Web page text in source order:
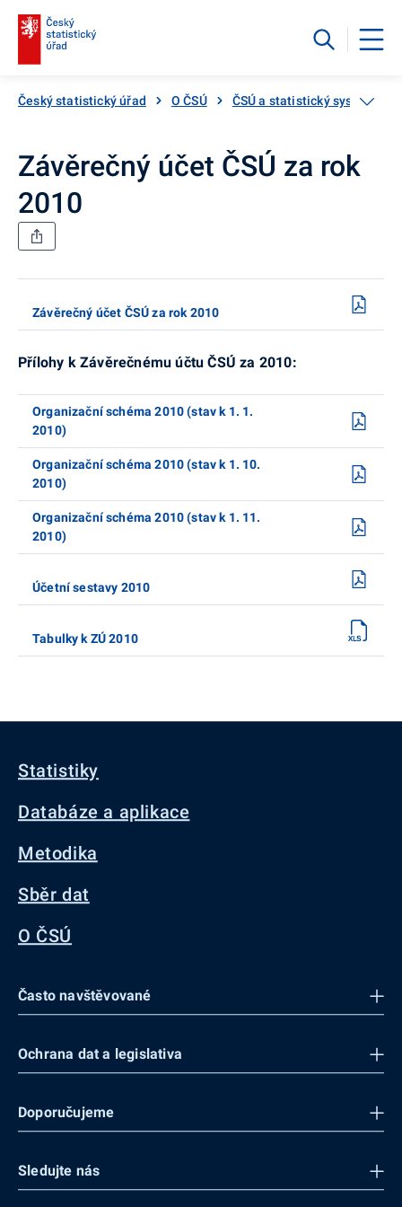
Český statistický úřad O ČSÚ ČSÚ a statistický systém
Závěrečný účet ČSÚ za rok
2010
Závěrečný účet ČSÚ za rok 2010
Přílohy k Závěrečnému účtu ČSÚ za 2010:
Organizační schéma 2010 (stav k 1. 1.
2010)
Organizační schéma 2010 (stav k 1. 10.
2010)
Organizační schéma 2010 (stav k 1. 11.
2010)
Účetní sestavy 2010
Tabulky k ZÚ 2010
Statistiky
Databáze a aplikace
Metodika
Sběr dat
O ČSÚ
Často navštěvované
Ochrana dat a legislativa
Doporučujeme
Sledujte nás